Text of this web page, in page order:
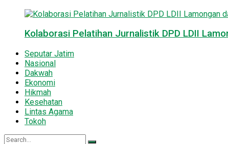
Kolaborasi Pelatihan Jurnalistik DPD LDII
Seputar Jatim
Nasional
Dakwah
Ekonomi
Hikmah
Kesehatan
Lintas Agama
Tokoh